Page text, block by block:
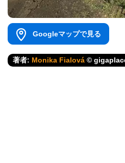
Googleマップで見る
著者: Monika Fialová ©